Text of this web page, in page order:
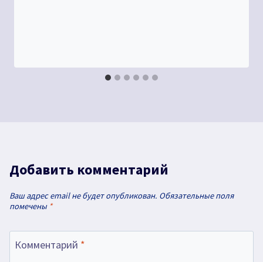
Добавить комментарий
Ваш адрес email не будет опубликован. Обязательные поля
помечены *
Комментарий *